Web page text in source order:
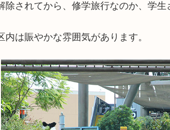
除されてから、修学旅行なのか、学生
は賑やかな雰囲気があります。